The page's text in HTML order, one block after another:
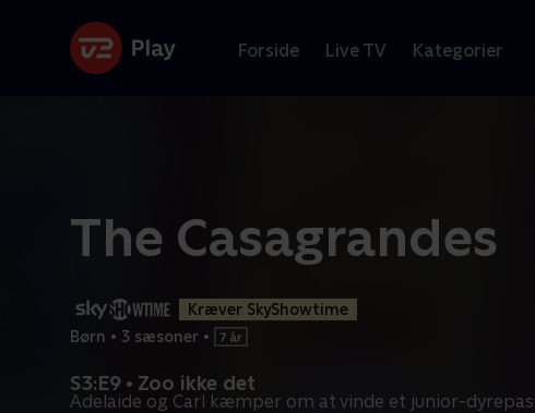
Forside Live TV Kategorier
The Casagrandes
Kræver SkyShowtime
Børn • 3 sæsoner •
S3:E9 • Zoo ikke det
Adelaide og Carl kæmper om at vinde et junior-